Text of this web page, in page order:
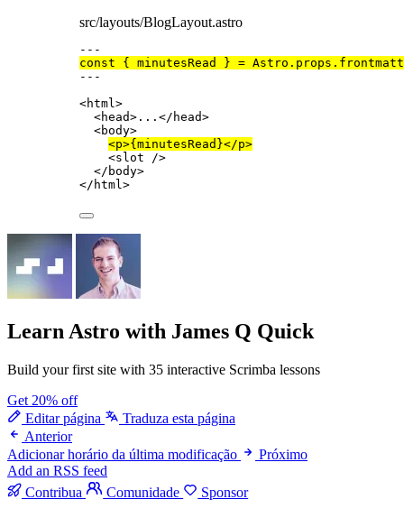
src/layouts/BlogLayout.astro
---
const { minutesRead } = Astro . props .
---
<html >
<head> ... </ head>
<body>
<p>{minutesRead }</p>
<slot />
</ body>
</ html >
Learn Astro with James Q Quick
Build your first site with 35 interactive Scrimba lessons
Get 20% off
Editar página
Traduza esta página
Anterior
Adicionar horário da última modificação
Próximo
Add an RSS feed
Contribua
Comunidade Sponsor